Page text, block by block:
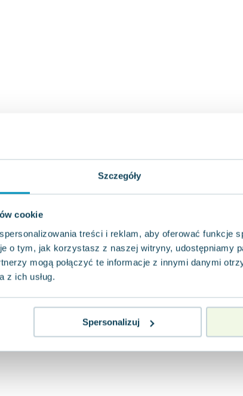
Szczegóły
cookie
treści i reklam, aby oferować funkcje
o tym, jak korzystasz z naszej witryny, udostępniamy
mogą połączyć te informacje z innymi danymi
z ich usług.
Spersonalizuj